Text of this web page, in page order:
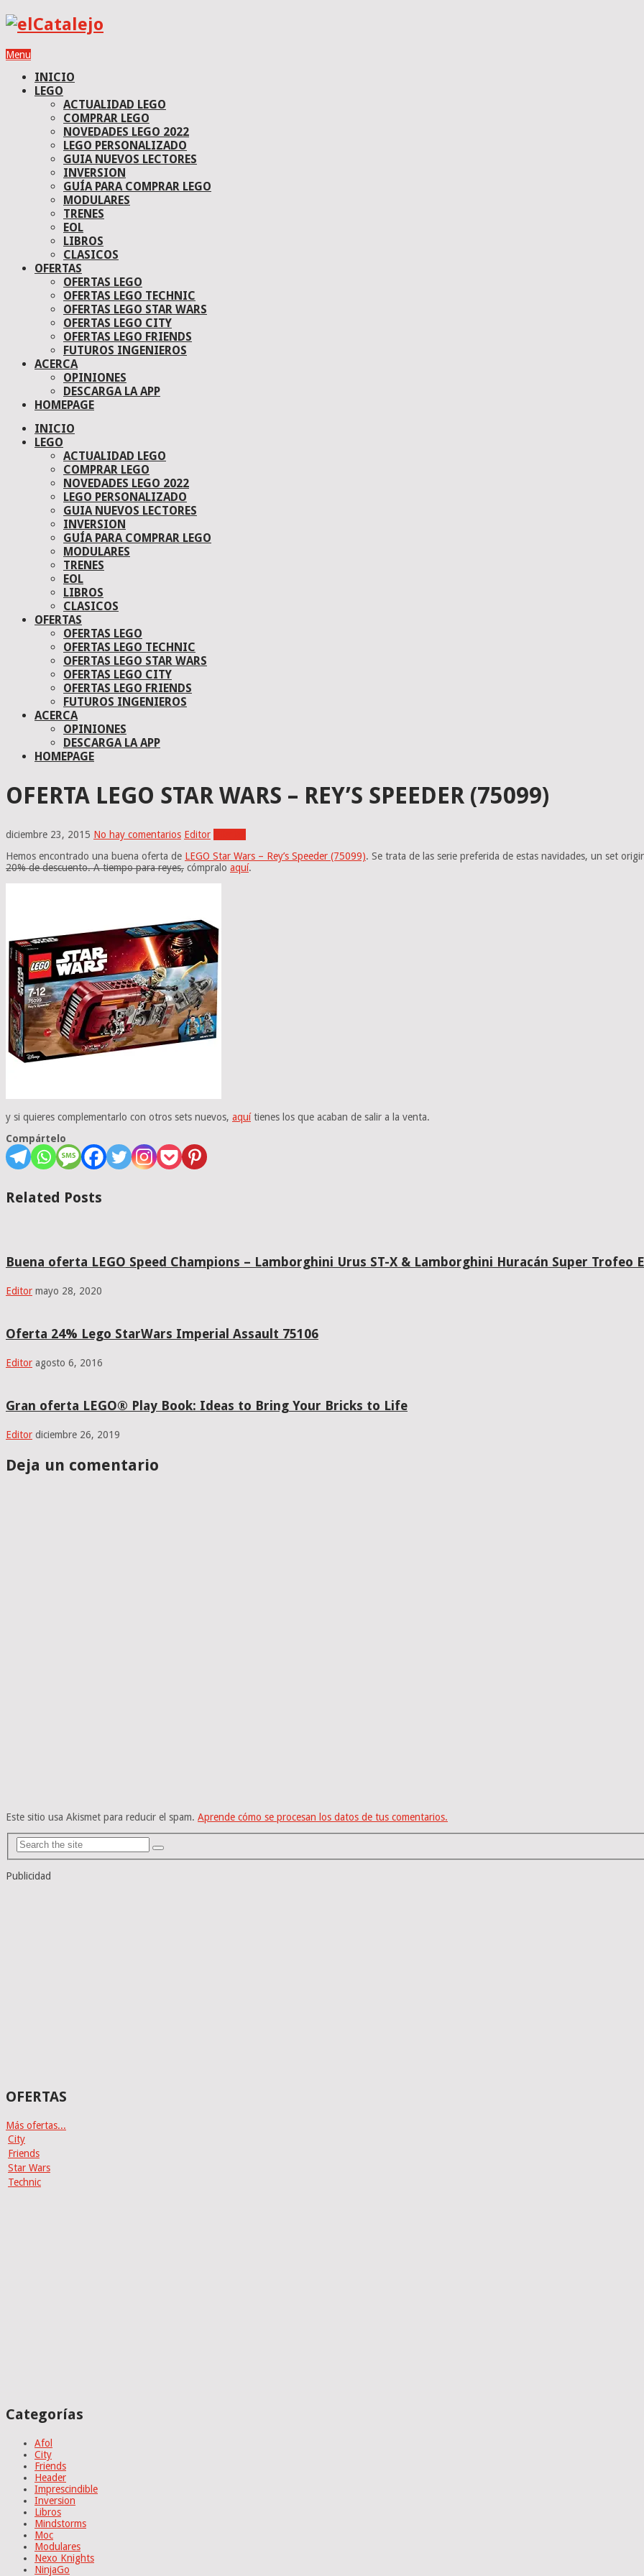
Menu
INICIO
LEGO
ACTUALIDAD LEGO
COMPRAR LEGO
NOVEDADES LEGO 2022
LEGO PERSONALIZADO
GUIA NUEVOS LECTORES
INVERSION
GUÍA PARA COMPRAR LEGO
MODULARES
TRENES
EOL
LIBROS
CLASICOS
OFERTAS
OFERTAS LEGO
OFERTAS LEGO TECHNIC
OFERTAS LEGO STAR WARS
OFERTAS LEGO CITY
OFERTAS LEGO FRIENDS
FUTUROS INGENIEROS
ACERCA
OPINIONES
DESCARGA LA APP
HOMEPAGE
INICIO
LEGO
ACTUALIDAD LEGO
COMPRAR LEGO
NOVEDADES LEGO 2022
LEGO PERSONALIZADO
GUIA NUEVOS LECTORES
INVERSION
GUÍA PARA COMPRAR LEGO
MODULARES
TRENES
EOL
LIBROS
CLASICOS
OFERTAS
OFERTAS LEGO
OFERTAS LEGO TECHNIC
OFERTAS LEGO STAR WARS
OFERTAS LEGO CITY
OFERTAS LEGO FRIENDS
FUTUROS INGENIEROS
ACERCA
OPINIONES
DESCARGA LA APP
HOMEPAGE
OFERTA LEGO STAR WARS – REY’S SPEEDER (75099)
diciembre 23, 2015 No hay comentarios Editor
Hemos encontrado una buena oferta de LEGO Star Wars – Rey’s Speeder (75099). Se trata de las serie preferida de estas navidades, un set
20% de descuento. A tiempo para reyes, cómpralo aquí.
y si quieres complementarlo con otros sets nuevos, aquítienes los que acaban de salir a la venta.
Compártelo
Related Posts
Buena oferta LEGO Speed Champions – Lamborghini Urus ST-X & Lamborghini Huracán Super Trofeo
Editor mayo 28, 2020
Oferta 24% Lego StarWars Imperial Assault 75106
Editor agosto 6, 2016
Gran oferta LEGO® Play Book: Ideas to Bring Your Bricks to Life
Editor diciembre 26, 2019
Deja un comentario
Este sitio usa Akismet para reducir el spam. Aprende cómo se procesan los datos de tus comentarios.
Publicidad
OFERTAS
Más ofertas...
City
Friends
Star Wars
Technic
Categorías
Afol
City
Friends
Header
Imprescindible
Inversion
Libros
Mindstorms
Moc
Modulares
Nexo Knights
NinjaGo